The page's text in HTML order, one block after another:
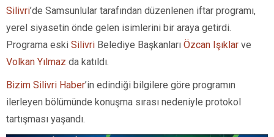
Silivri’de Samsunlular tarafından düzenlenen iftar programı,
yerel siyasetin önde gelen isimlerini bir araya getirdi.
Programa eski Silivri Belediye Başkanları Özcan Işıklar ve
Volkan Yılmaz da katıldı.
Bizim Silivri Haber’in edindiği bilgilere göre programın
ilerleyen bölümünde konuşma sırası nedeniyle protokol
tartışması yaşandı.